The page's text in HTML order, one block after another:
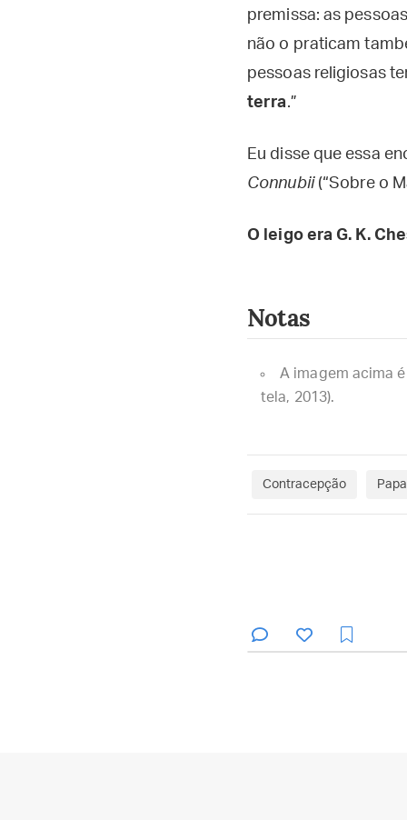
premissa: as
não o praticam
pessoas religiosas
terra.”
Eu disse que essa
Connubii(“Sobre o
O leigo era G. K.
Notas
A imagem acima
tela, 2013).
Contracepção